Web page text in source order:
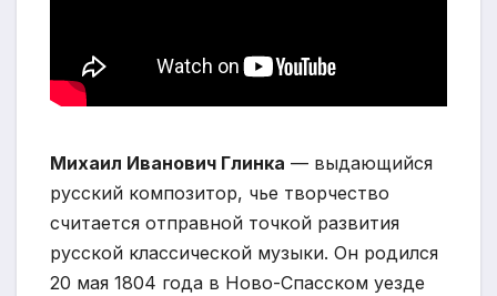
Михаил Иванович Глинка — выдающийся
русский композитор, чье творчество
считается отправной точкой развития
русской классической музыки. Он родился
20 мая 1804 года в Ново-Спасском уезде